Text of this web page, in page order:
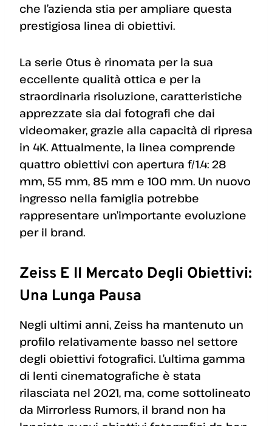
che l’azienda stia per ampliare questa
prestigiosa linea di obiettivi.
La serie Otus è rinomata per la sua
eccellente qualità ottica e per la
straordinaria risoluzione, caratteristiche
apprezzate sia dai fotografi che dai
videomaker, grazie alla capacità di ripresa
in 4K. Attualmente, la linea comprende
quattro obiettivi con apertura f/1.4: 28
mm, 55 mm, 85 mm e 100 mm. Un nuovo
ingresso nella famiglia potrebbe
rappresentare un’importante evoluzione
per il brand.
Zeiss E Il Mercato Degli Obiettivi:
Una Lunga Pausa
Negli ultimi anni, Zeiss ha mantenuto un
profilo relativamente basso nel settore
degli obiettivi fotografici. L’ultima gamma
di lenti cinematografiche è stata
rilasciata nel 2021, ma, come sottolineato
da Mirrorless Rumors, il brand non ha